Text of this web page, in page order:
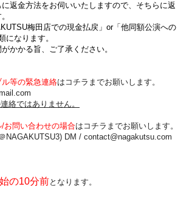
に返金方法をお伺いいたしますので、そちらに返
梅田店での現金払戻」or「他同額公演への
になります。
かかる旨、ご了承ください。
等の緊急連絡はコチラまでお願いします。
絡ではありません。
お問い合わせの場合は コチラまでお願いします。
NAGAKUTSU3) DM / contact@nagakutsu.com
の10分前となります。